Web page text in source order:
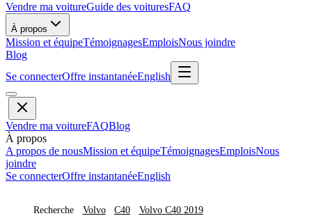
Vendre ma voitureGuide des voituresFAQ
À propos
Mission et équipeTémoignagesEmploisNous joindre
Blog
Se connecterOffre instantanéeEnglish
Vendre ma voitureFAQBlog
À propos
A propos de nousMission et équipeTémoignagesEmploisNous
joindre
Se connecterOffre instantanéeEnglish
Recherche Volvo C40 Volvo C40 2019